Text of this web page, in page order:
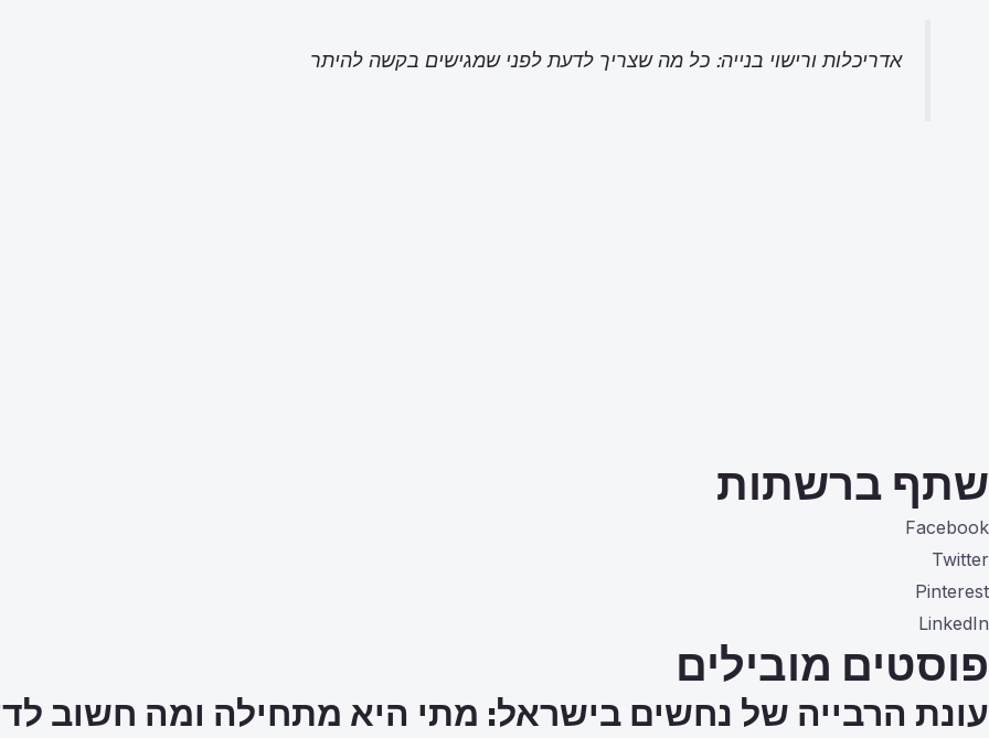
אדריכלות ורישוי בנייה: כל מה שצריך לדעת לפני שמגישים בקשה להיתר
שתף ברשתות
Facebook
Twitter
Pinterest
LinkedIn
פוסטים מובילים
עונת הרבייה של נחשים בישראל: מתי היא מתחילה ומה חשוב